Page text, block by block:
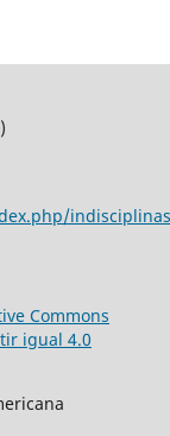
Commons
igual 4.0